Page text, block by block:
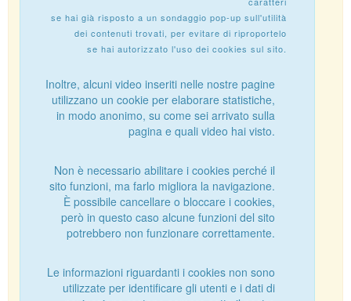
se hai già risposto a un sondaggio pop-up sull'utilità
dei contenuti trovati, per evitare di riproportelo
se hai autorizzato l'uso dei cookies sul sito.
Inoltre, alcuni video inseriti nelle nostre pagine
utilizzano un cookie per elaborare statistiche,
in modo anonimo, su come sei arrivato sulla
pagina e quali video hai visto.
Non è necessario abilitare i cookies perché il
sito funzioni, ma farlo migliora la navigazione.
È possibile cancellare o bloccare i cookies,
però in questo caso alcune funzioni del sito
potrebbero non funzionare correttamente.
Le informazioni riguardanti i cookies non sono
utilizzate per identificare gli utenti e i dati di